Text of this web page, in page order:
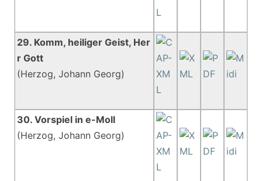
29. Komm, heiliger Geist, Her
r Gott
(Herzog, Johann Georg)
30. Vorspiel in e-Moll
(Herzog, Johann Georg)